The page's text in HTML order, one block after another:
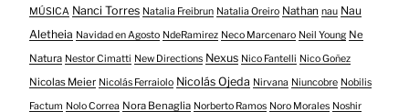
MÚSICA Nanci Torres Natalia Freibrun Natalia Oreiro Nathan nau Nau
Aletheia Navidad en Agosto NdeRamirez Neco Marcenaro Neil Young Ne
Natura Nestor Cimatti New Directions Nexus Nico Fantelli Nico Goñez
Nicolas Meier Nicolás Ferraiolo Nicolás Ojeda Nirvana Niuncobre Nobilis
Factum Nolo Correa Nora Benaglia Norberto Ramos Noro Morales Noshir